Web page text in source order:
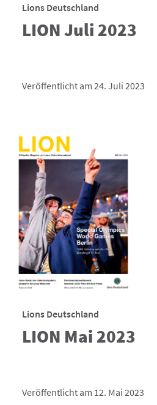
Lions Deutschland
LION Juli 2023
Veröffentlicht am 24. Juli 2023
Lions Deutschland
LION Mai 2023
Veröffentlicht am 12. Mai 2023